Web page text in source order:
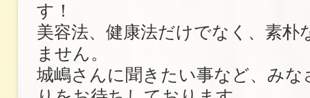
す！
美容法、健康法だけでなく、素朴
ません。
城嶋さんに聞きたい事など、みな